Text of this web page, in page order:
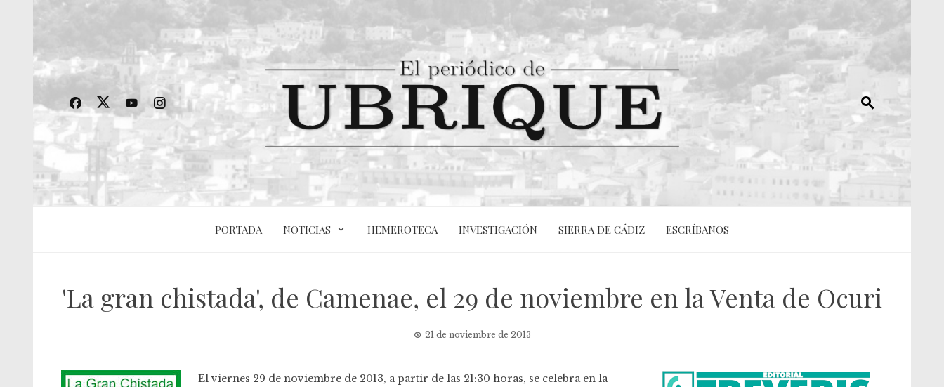
PORTADA NOTICIAS HEMEROTECA INVESTIGACIÓN SIERRA DE CÁDIZ ESCRÍBANOS
'La gran chistada', de Camenae, el 29 de noviembre en la Venta de Ocuri
21 de noviembre de 2013
El viernes 29 de noviembre de 2013, a partir de las 21:30 horas, se celebra en la